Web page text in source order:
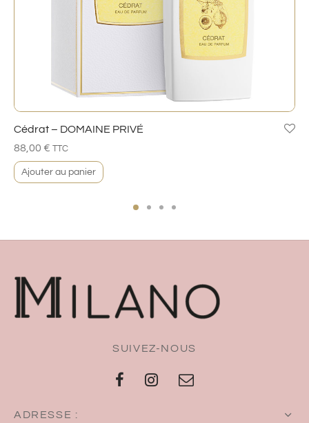
Cédrat – DOMAINE PRIVÉ
88,00 € TTC
Ajouter au panier
SUIVEZ-NOUS
ADRESSE :